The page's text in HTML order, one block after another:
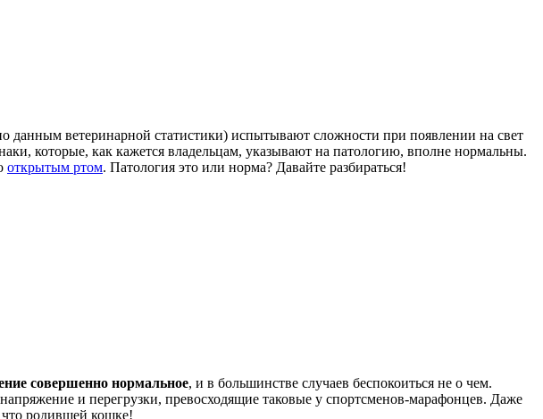
данным ветеринарной статистики) испытывают сложности при появлении на свет
которые, как кажется владельцам, указывают на патологию, вполне нормальны.
открытым ртом. Патология это или норма? Давайте разбираться!
совершенно нормальное, и в большинстве случаев беспокоиться не о чем.
и перегрузки, превосходящие таковые у спортсменов-марафонцев. Даже
что родившей кошке!